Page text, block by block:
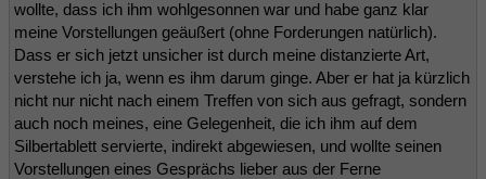
wollte, dass ich ihm wohlgesonnen war und habe ganz klar
meine Vorstellungen geäußert (ohne Forderungen natürlich).
Dass er sich jetzt unsicher ist durch meine distanzierte Art,
verstehe ich ja, wenn es ihm darum ginge. Aber er hat ja kürzlich
nicht nur nicht nach einem Treffen von sich aus gefragt, sondern
auch noch meines, eine Gelegenheit, die ich ihm auf dem
Silbertablett servierte, indirekt abgewiesen, und wollte seinen
Vorstellungen eines Gesprächs lieber aus der Ferne